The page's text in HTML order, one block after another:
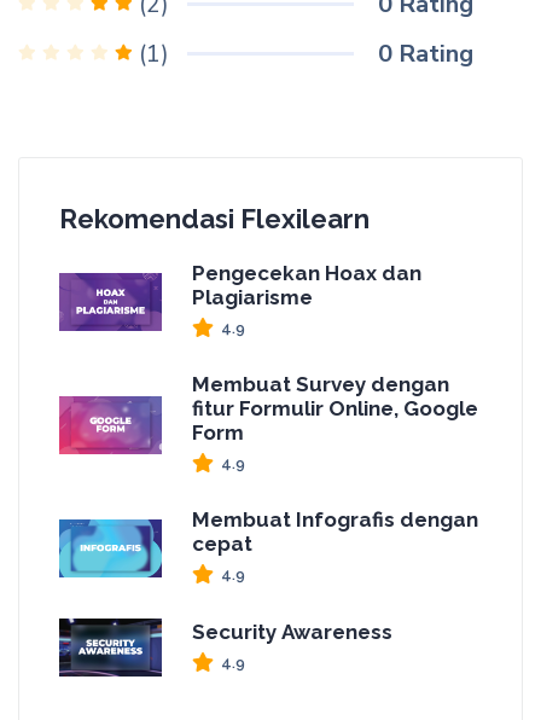
(1)
0 Rating
Rekomendasi Flexilearn
Pengecekan Hoax dan
Plagiarisme
4.9
Membuat Survey dengan
fitur Formulir Online, Google
Form
4.9
Membuat Infografis dengan
cepat
4.9
Security Awareness
4.9